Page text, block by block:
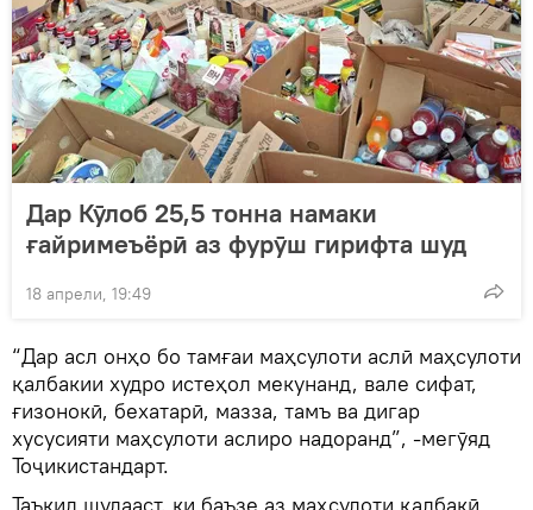
Дар Кӯлоб 25,5 тонна намаки
ғайримеъёрӣ аз фурӯш гирифта шуд
18 апрели, 19:49
“Дар асл онҳо бо тамғаи маҳсулоти аслӣ маҳсулоти
қалбакии худро истеҳол мекунанд, вале сифат,
ғизонокӣ, бехатарӣ, мазза, тамъ ва дигар
хусусияти маҳсулоти аслиро надоранд”, -мегӯяд
Тоҷикистандарт.
Таъкид шудааст, ки баъзе аз маҳсулоти қалбакӣ